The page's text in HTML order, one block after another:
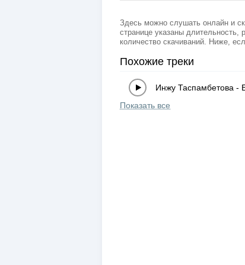
Здесь можно слушать онлайн и
странице указаны
количество скачиваний. Ниже,
Похожие треки
Инжу Таспамбетова -
Показать все